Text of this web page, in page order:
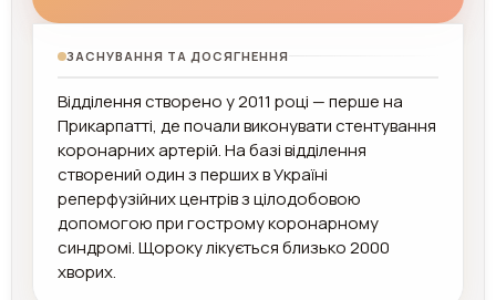
ЗАСНУВАННЯ ТА ДОСЯГНЕННЯ
Відділення створено у 2011 році — перше на
Прикарпатті, де почали виконувати стентування
коронарних артерій. На базі відділення
створений один з перших в Україні
реперфузійних центрів з цілодобовою
допомогою при гострому коронарному
синдромі. Щороку лікується близько 2000
хворих.